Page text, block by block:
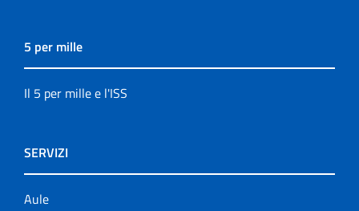
5 per mille
Il 5 per mille e l'ISS
SERVIZI
Aule